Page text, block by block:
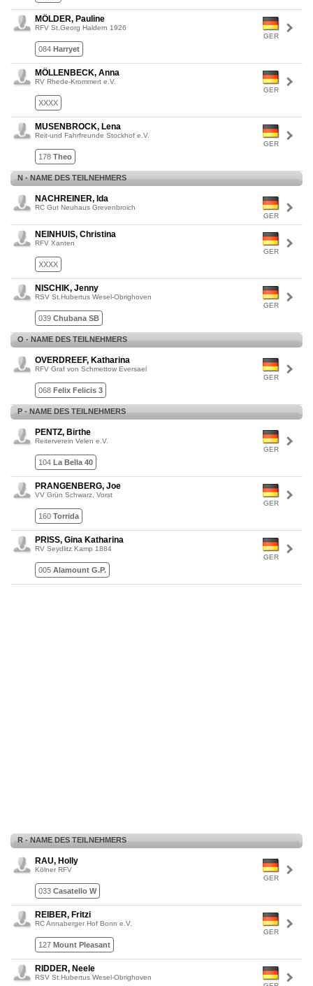
GER
MÖLDER, Pauline
RFV St.Georg Haldern 1926
084 Harryet
GER
MÖLLENBECK, Anna
RV Rhede-Krommert e.V.
XXXX
GER
MUSENBROCK, Lena
Reit-und Fahrfreunde Stockhof e.V.
178 Theo
N - NAME DES TEILNEHMERS
GER
NACHREINER, Ida
RC Gut Neuhaus Grevenbroich
GER
NEINHUIS, Christina
RFV Xanten
XXXX
GER
NISCHIK, Jenny
RSV St.Hubertus Wesel-Obrighoven
039 Chubana SB
O - NAME DES TEILNEHMERS
GER
OVERDREEF, Katharina
RFV Graf von Schmettow Eversael
068 Felix Felicis 3
P - NAME DES TEILNEHMERS
GER
PENTZ, Birthe
Reiterverein Velen e.V.
104 La Bella 40
GER
PRANGENBERG, Joe
VV Grün Schwarz, Vorst
160 Torrida
GER
PRISS, Gina Katharina
RV Seydlitz Kamp 1884
005 Alamount G.P.
R - NAME DES TEILNEHMERS
GER
RAU, Holly
Kölner RFV
033 Casatello W
GER
REIBER, Fritzi
RC Annaberger Hof Bonn e.V.
127 Mount Pleasant
RIDDER, Neele
RSV St.Hubertus Wesel-Obrighoven